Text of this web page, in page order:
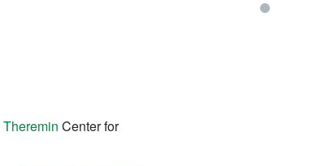
Theremin Center for